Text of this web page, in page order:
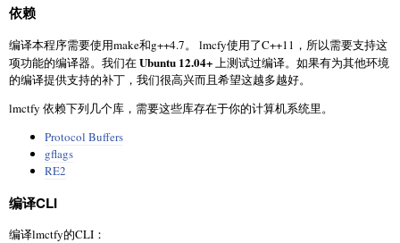
依赖
编译本程序需要使用make和g++4.7。 lmcfy使用了C++11，所以需要支持这
项功能的编译器。我们在Ubuntu 12.04+ 上测试过编译。如果有为其他环境
的编译提供支持的补丁，我们很高兴而且希望这越多越好。
lmctfy 依赖下列几个库，需要这些库存在于你的计算机系统里。
Protocol Buffers
gflags
RE2
编译CLI
编译lmctfy的CLI：